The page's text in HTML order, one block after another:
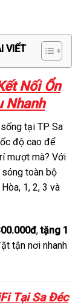
VIẾT
Nối Ổn
Nhanh
tại TP Sa
độ cao để
mượt mà? Với
toàn bộ
1, 2, 3 và
,tặng 1
tận nơi nhanh
Tại Sa Đéc